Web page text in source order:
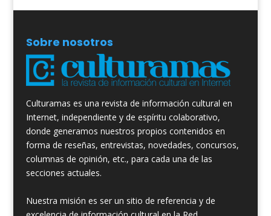
Sobre nosotros
Culturamas es una revista de información cultural en
Internet, independiente y de espíritu colaborativo,
donde generamos nuestros propios contenidos en
forma de reseñas, entrevistas, novedades, concursos,
columnas de opinión, etc., para cada una de las
secciones actuales.
Nuestra misión es ser un sitio de referencia y de